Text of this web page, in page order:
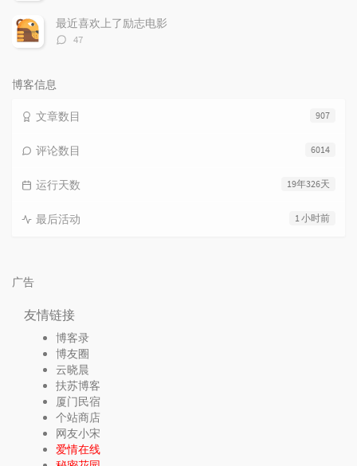
数：
最近喜欢上了励志电影
评
47
博客信息
907
文章数目
6014
评论数目
19年326天
运行天数
1 小时前
最后活动
广告
友情链接
博客录
博友圈
云晓晨
扶苏博客
厦门民宿
个站商店
网友小宋
爱情在线